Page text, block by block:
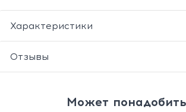
Характеристики
Отзывы
Может